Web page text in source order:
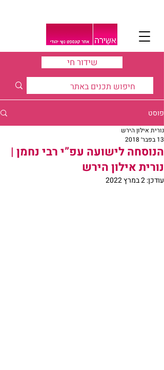
שידור חי
פוסט
הנוסחה לישועה עפ”י רבי נחמן |
נורית אילון הירש
נורית אילון הירש
13 בפבר׳ 2018
עודכן:2 במרץ 2022